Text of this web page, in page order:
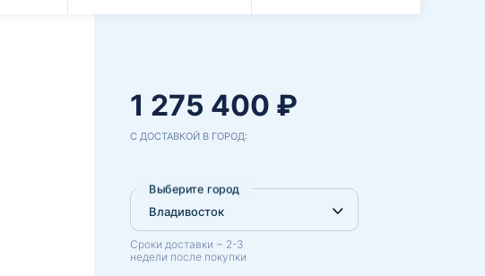
1 275 400 ₽
С ДОСТАВКОЙ В ГОРОД:
Выберите город
Сроки доставки ~ 2-3
недели после покупки